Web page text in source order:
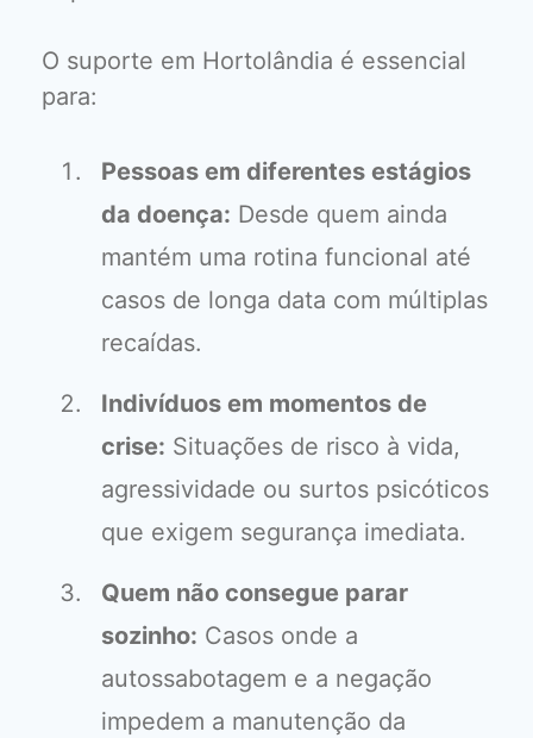
O suporte em Hortolândia é essencial
para:
Pessoas em diferentes estágios
da doença: Desde quem ainda
mantém uma rotina funcional até
casos de longa data com múltiplas
recaídas.
Indivíduos em momentos de
crise: Situações de risco à vida,
agressividade ou surtos psicóticos
que exigem segurança imediata.
Quem não consegue parar
sozinho: Casos onde a
autossabotagem e a negação
impedem a manutenção da